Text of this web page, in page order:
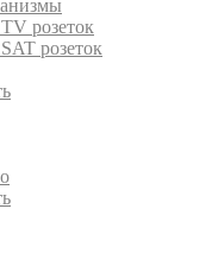
розеток
розеток